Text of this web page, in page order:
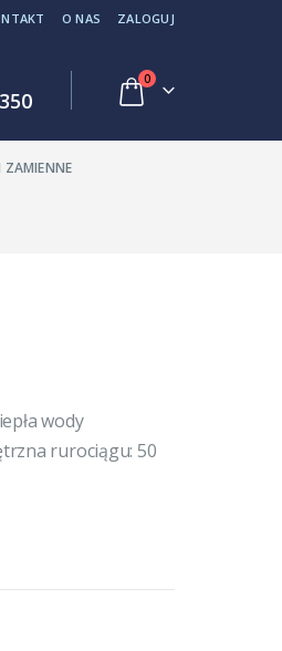
O NAS ZALOGUJ
0
ZAMIENNE
wody
rurociągu: 50